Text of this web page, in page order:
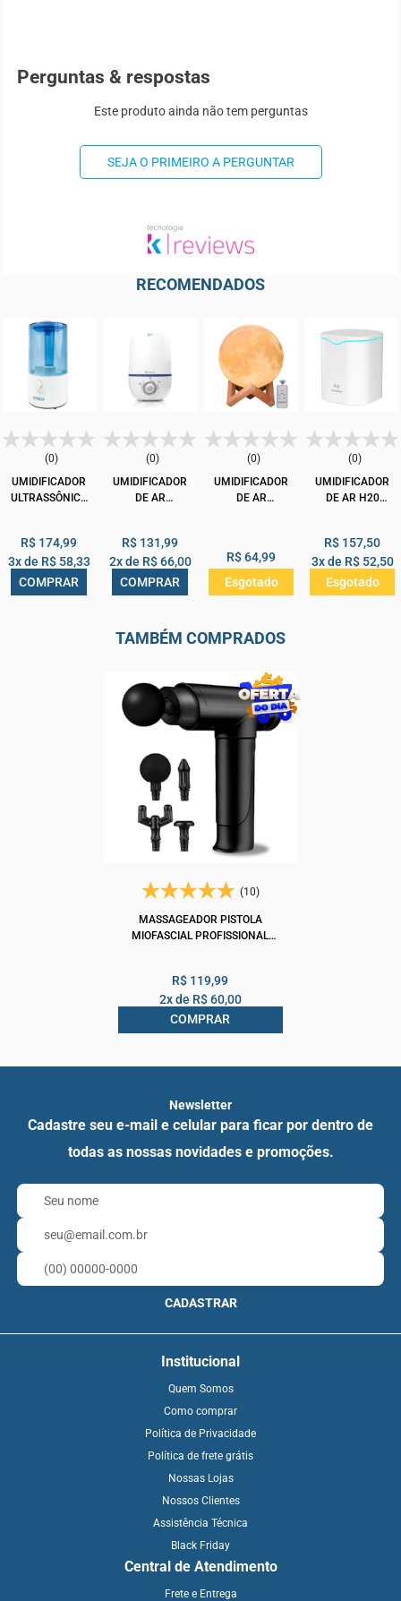
Perguntas & respostas
Este produto ainda não tem perguntas
SEJA O PRIMEIRO A PERGUNTAR
RECOMENDADOS
(0)
UMIDIFICADOR
ULTRASSÔNICO
R$ 174,99
3x de R$ 58,33
COMPRAR
(0)
UMIDIFICADOR
DE AR
POP DELLAMED
R$ 131,99
2x de R$ 66,00
COMPRAR
(0)
UMIDIFICADOR
DE AR
R$ 64,99
Esgotado
(0)
UMIDIFICADOR
DE AR H20
R$ 157,50
3x de R$ 52,50
Esgotado
TAMBÉM COMPRADOS
(10)
MASSAGEADOR PISTOLA
MIOFASCIAL PROFISSIONAL
R$ 119,99
2x de R$ 60,00
COMPRAR
Newsletter
Cadastre seu e-mail e celular para ficar por dentro de
todas as nossas novidades e promoções.
CADASTRAR
Institucional
Quem Somos
Como comprar
Política de Privacidade
Política de frete grátis
Nossas Lojas
Nossos Clientes
Assistência Técnica
Black Friday
Central de Atendimento
Frete e Entrega